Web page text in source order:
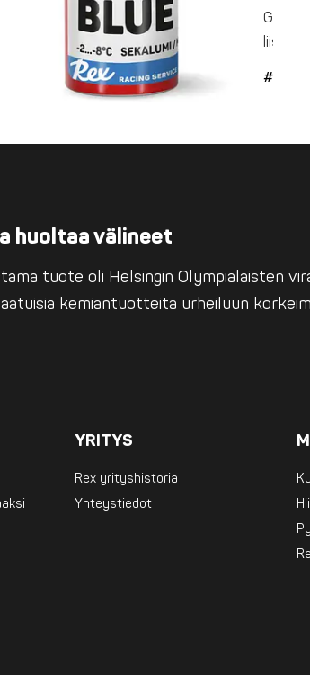
pitovoide, joka
varman pidon ja...
Gold-
#33
huoltaa välineet
tuote oli Helsingin Olympialaisten
kemiantuotteita urheiluun
YRITYS
Rex yrityshistoria
Yhteystiedot